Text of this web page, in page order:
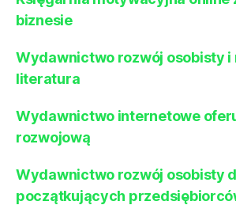
biznesie
Wydawnictwo rozwój osobisty i
literatura
Wydawnictwo internetowe
rozwojową
Wydawnictwo rozwój osobisty
początkujących